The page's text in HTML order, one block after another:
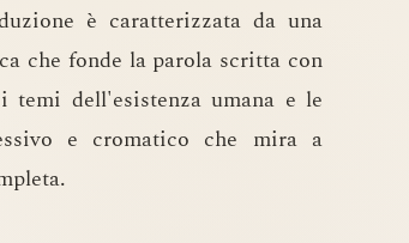
è caratterizzata da una
che fonde la parola scritta con
dell'esistenza umana e le
e cromatico che mira a